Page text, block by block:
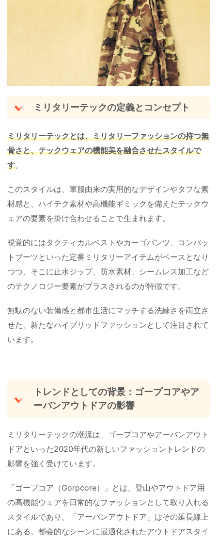
ミリタリーテックの定義とコンセプト
ミリタリーテックとは、ミリタリーファッションの持つ無
骨さと、テックウェアの機能美を融合させたスタイルで
す。
このスタイルは、軍服由来の実用的なデザインやタフな素
材感と、ハイテク素材や高機能ギミックを備えたテックウ
ェアの要素を掛け合わせることで生まれます。
視覚的にはタクティカルベストやカーゴパンツ、コンバッ
トブーツといった定番ミリタリーアイテムがベースとなり
つつ、そこに止水ジップ、防水素材、シームレス加工など
のテクノロジー要素がプラスされるのが特徴です。
無駄のない装備感と都市生活にマッチする洗練さを両立さ
せた、新たなハイブリッドファッションとして注目されて
います。
トレンドとしての背景：ゴープコアやア
ーバンアウトドアの影響
ミリタリーテックの潮流は、ゴープコアやアーバンアウト
ドアといった2020年代の新しいファッショントレンドの
影響を強く受けています。
「ゴープコア（Gorpcore）」とは、登山やアウトドア用
の高機能ウェアを日常的なファッションとして取り入れる
スタイルであり、「アーバンアウトドア」はその延長線上
にある、都会的なシーンに最適化されたアウトドアスタイ